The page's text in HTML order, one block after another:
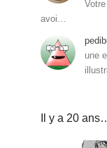
avoi…
une
Il y a 20